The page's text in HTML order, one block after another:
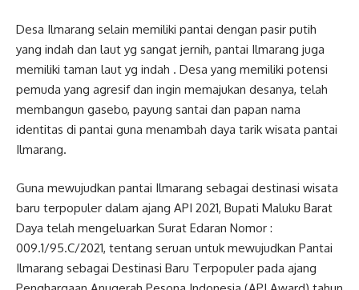
Desa Ilmarang selain memiliki pantai dengan pasir putih
yang indah dan laut yg sangat jernih, pantai Ilmarang juga
memiliki taman laut yg indah . Desa yang memiliki potensi
pemuda yang agresif dan ingin memajukan desanya, telah
membangun gasebo, payung santai dan papan nama
identitas di pantai guna menambah daya tarik wisata pantai
Ilmarang.
Guna mewujudkan pantai Ilmarang sebagai destinasi wisata
baru terpopuler dalam ajang API 2021, Bupati Maluku Barat
Daya telah mengeluarkan Surat Edaran Nomor :
009.1/95.C/2021, tentang seruan untuk mewujudkan Pantai
Ilmarang sebagai Destinasi Baru Terpopuler pada ajang